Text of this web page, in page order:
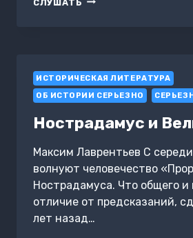
СЛУШАТЬ
ИСТОРИЧЕСКАЯ ЛИТЕРАТУРА
ОБ ИСТОРИИ СЕРЬЕЗНО
Нострадамус и
Максим Лаврентьев С
волнуют человечество
Нострадамуса. Что общего и
отличие от предсказаний,
лет назад…